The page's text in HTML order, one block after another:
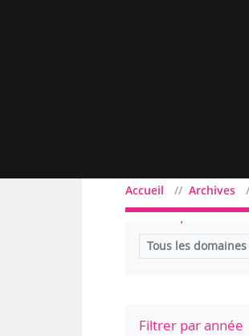
Accueil Archives
Filtrer par
Tous les domaines
Filtrer par année